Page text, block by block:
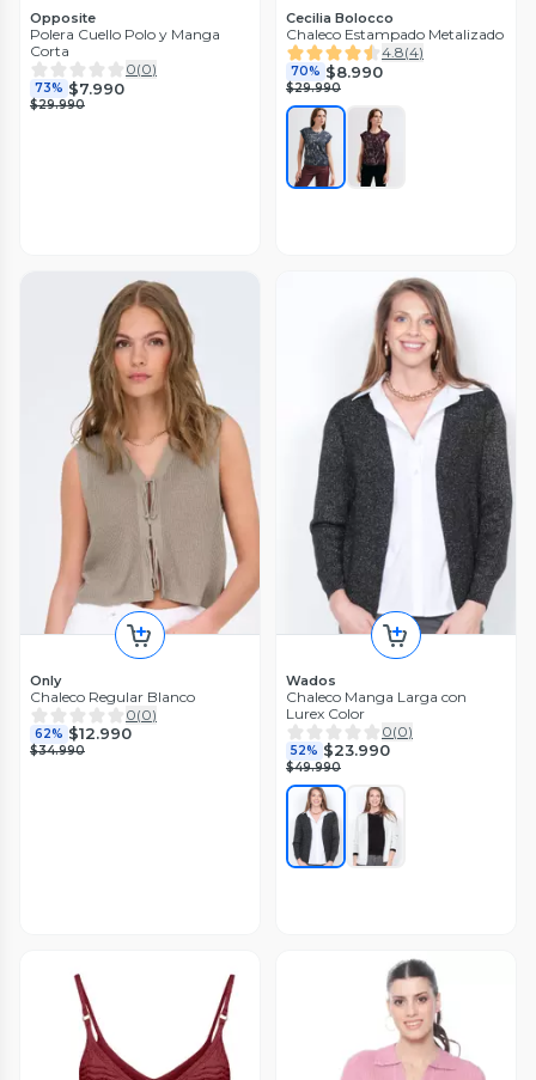
Opposite
Polera Cuello Polo y Manga
Corta
0(0)
73% $7.990
$29.990
Cecilia Bolocco
Chaleco Estampado Metalizado
4.8(4)
70% $8.990
$29.990
Only
Chaleco Regular Blanco
0(0)
62% $12.990
$34.990
Wados
Chaleco Manga Larga con
Lurex Color
0(0)
52% $23.990
$49.990